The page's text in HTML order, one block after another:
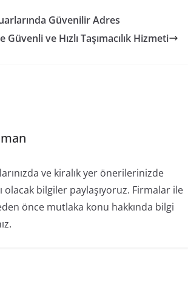
Güvenilir Adres
Güvenli ve Hızlı Taşımacılık Hizmeti
ve kiralık yer önerilerinizde
olacak bilgiler paylaşıyoruz. Firmalar ile
önce mutlaka konu hakkında bilgi